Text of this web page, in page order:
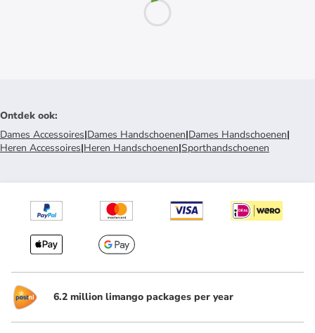
Ontdek ook:
Dames Accessoires|Dames Handschoenen|Dames Handschoenen|
Heren Accessoires|Heren Handschoenen|Sporthandschoenen
6.2 million limango packages per year